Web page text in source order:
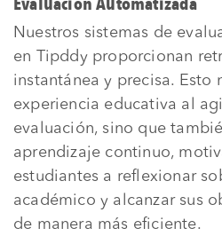
Nuestros sistemas de
en Tipddy proporcionan
instantánea y precisa. Esto
experiencia educativa al
evaluación, sino que
aprendizaje continuo,
estudiantes a reflexionar
académico y alcanzar sus
de manera más eficiente.